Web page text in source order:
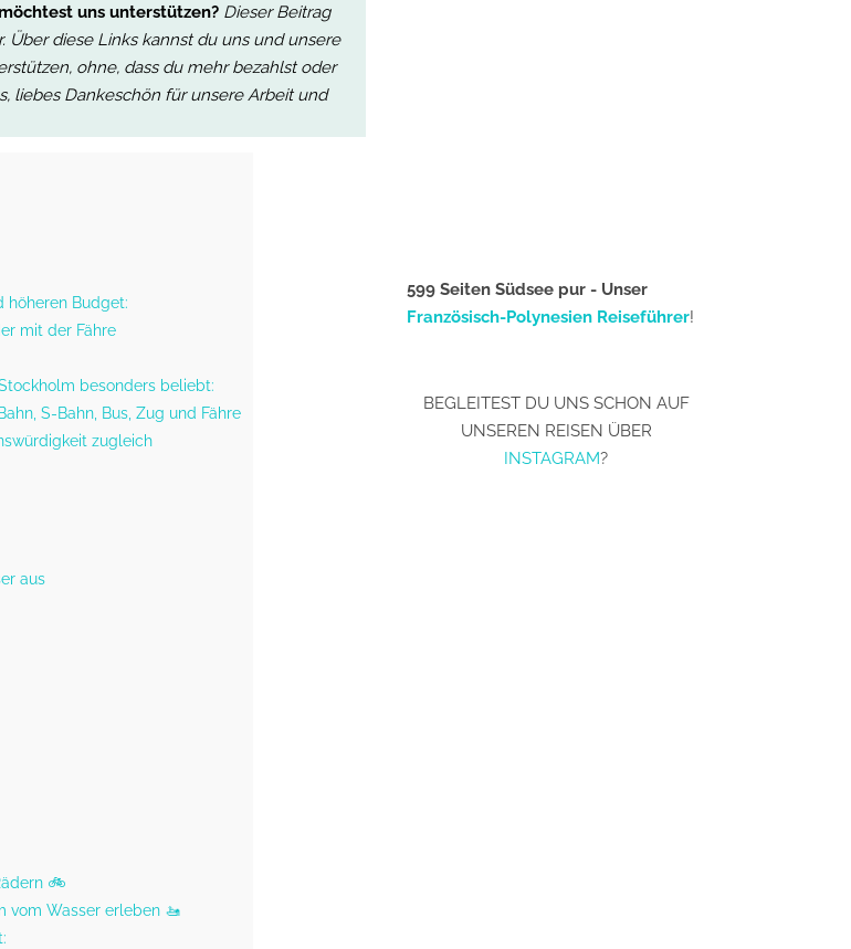
uns unterstützen? Dieser Beitrag
Über diese Links kannst du uns und unsere
ohne, dass du mehr bezahlst oder
liebes Dankeschön für unsere Arbeit und
höheren Budget:
mit der Fähre
besonders beliebt:
S-Bahn, Bus, Zug und Fähre
zugleich
aus
🚲
vom Wasser erleben 🚤
599 Seiten Südsee pur - Unser
Französisch-Polynesien Reiseführer!
BEGLEITEST DU UNS SCHON AUF
UNSEREN REISEN ÜBER
INSTAGRAM?